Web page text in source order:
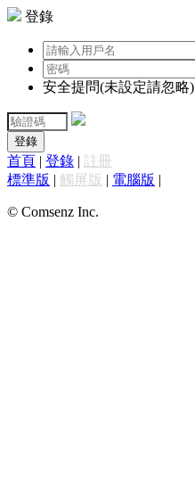
登錄
安全提問(未設定請忽略)
登錄
首頁 | 登錄 | 註冊
標準版 | 觸屏版 | 電腦版 |
© Comsenz Inc.